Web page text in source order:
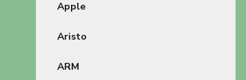
Apple
Aristo
ARM